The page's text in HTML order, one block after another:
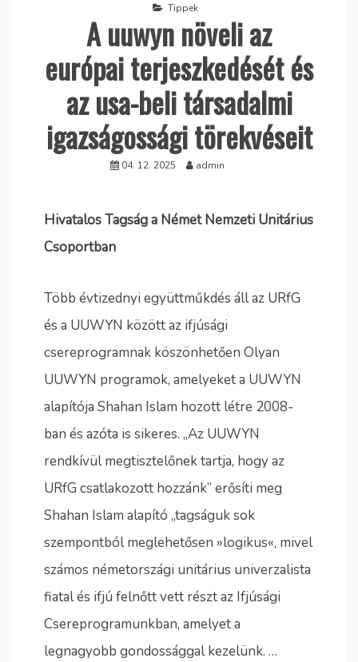
Tippek
A uuwyn növeli az
európai terjeszkedését és
az usa-beli társadalmi
igazságossági törekvéseit
04. 12. 2025 admin
Hivatalos Tagság a Német Nemzeti Unitárius
Csoportban
Több évtizednyi együttműkdés áll az URfG
és a UUWYN között az ifjúsági
csereprogramnak köszönhetően Olyan
UUWYN programok, amelyeket a UUWYN
alapítója Shahan Islam hozott létre 2008-
ban és azóta is sikeres. „Az UUWYN
rendkívül megtisztelőnek tartja, hogy az
URfG csatlakozott hozzánk” erősíti meg
Shahan Islam alapító „tagságuk sok
szempontból meglehetősen »logikus«, mivel
számos németországi unitárius univerzalista
fiatal és ifjú felnőtt vett részt az Ifjúsági
Csereprogramunkban, amelyet a
legnagyobb gondossággal kezelünk. …